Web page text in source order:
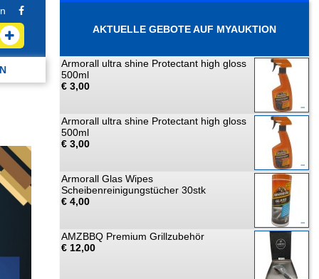
AKTUELLE GEBOTE AUF MYAUKTION
Armorall ultra shine Protectant high gloss
500ml
€ 3,00
Armorall ultra shine Protectant high gloss
500ml
€ 3,00
Armorall Glas Wipes
Scheibenreinigungstücher 30stk
€ 4,00
AMZBBQ Premium Grillzubehör
€ 12,00